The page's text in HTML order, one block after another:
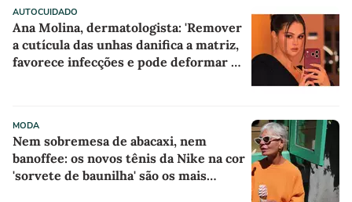
AUTOCUIDADO
Ana Molina, dermatologista: 'Remover
a cutícula das unhas danifica a matriz,
favorece infecções e pode deformar a
MODA
Nem sobremesa de abacaxi, nem
banoffee: os novos tênis da Nike na cor
'sorvete de baunilha' são os mais